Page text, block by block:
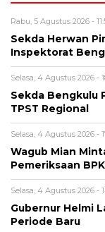
Rabu, 5 Agustus 2026 -
Sekda Herwan
Inspektorat
Selasa, 4 Agustus 2026 -
Sekda Bengkulu
TPST Regional
Selasa, 4 Agustus 2026 -
Wagub Mian
Pemeriksaan
Selasa, 4 Agustus 2026 -
Gubernur Helmi
Periode Baru